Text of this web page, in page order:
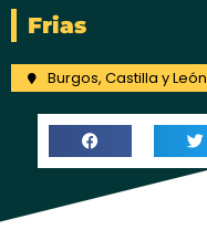
Frias
Burgos, Castilla y León